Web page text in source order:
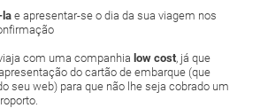
la e apresentar-se o dia da sua viagem nos
com uma companhia low cost, já que
do cartão de embarque (que
seu web) para que não lhe seja cobrado um